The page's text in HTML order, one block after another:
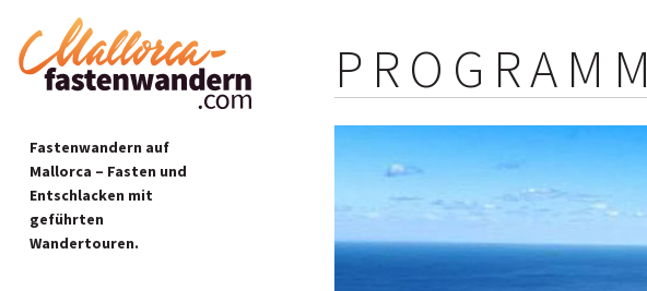
Fastenwandern auf
Mallorca – Fasten und
Entschlacken mit
geführten
Wandertouren.
PROGRAMM